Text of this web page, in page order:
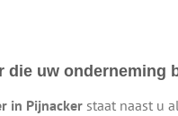
die uw onderneming
in Pijnacker staat naast u